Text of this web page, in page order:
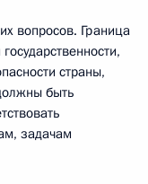
вопросов. Граница
страны,
быть
задачам